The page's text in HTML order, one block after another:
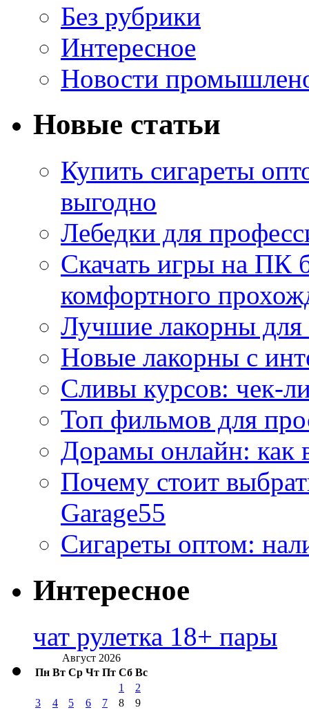
Без рубрики
Интересное
Новости
Новые статьи
Купить сигареты
выгодно
Лебедки для
Скачать игры на ПК
комфортного
Лучшие лакорны для
Новые лакорны с
Сливы курсов: чек-
Топ фильмов для
Дорамы онлайн: как
Почему стоит
Garage55
Сигареты оптом:
Интересное
чат рулетка 18+ пары
Август 2026
Пн Вт Ср Чт Пт Сб Вс
1
2
3
4 5 6 7 8
9